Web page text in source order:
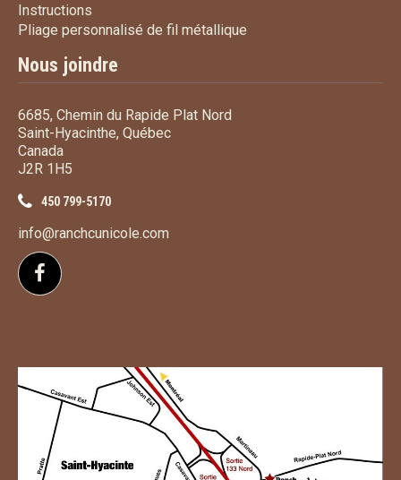
Instructions
Pliage personnalisé de fil métallique
Nous joindre
6685, Chemin du Rapide Plat Nord
Saint-Hyacinthe, Québec
Canada
J2R 1H5
450 799-5170
info@ranchcunicole.com
Suivez-nous sur Facebook